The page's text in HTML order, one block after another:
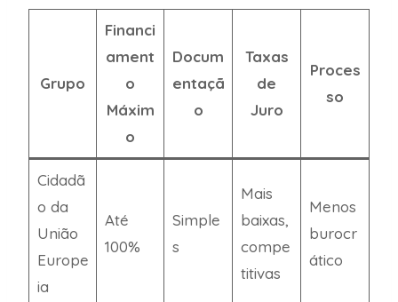
Grupo
Financi
ament
o
Máxim
o
Docum
entaçã
o
Taxas
de
Juro
Proces
so
Cidadã
o da
União
Europe
ia
Até
100%
Simple
s
Mais
baixas,
compe
titivas
Menos
burocr
ático